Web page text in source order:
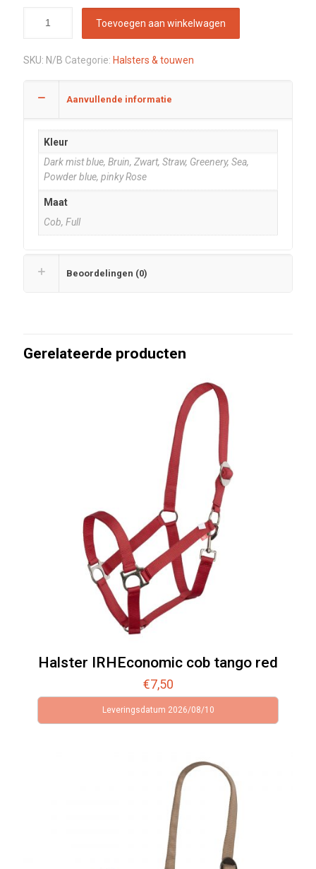
Toevoegen aan winkelwagen
SKU: N/B Categorie: Halsters & touwen
Aanvullende informatie
Kleur
Dark mist blue, Bruin, Zwart, Straw, Greenery, Sea,
Powder blue, pinky Rose
Maat
Cob, Full
Beoordelingen (0)
Gerelateerde producten
Halster IRHEconomic cob tango red
€7,50
Leveringsdatum 2026/08/10